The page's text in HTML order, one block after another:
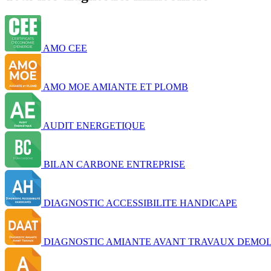
AMO CEE
AMO MOE AMIANTE ET PLOMB
AUDIT ENERGETIQUE
BILAN CARBONE ENTREPRISE
DIAGNOSTIC ACCESSIBILITE HANDICAPE
DIAGNOSTIC AMIANTE AVANT TRAVAUX